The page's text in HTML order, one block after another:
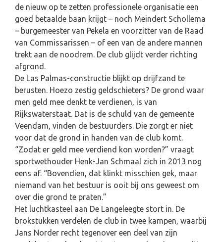
de nieuw op te zetten professionele organisatie een
goed betaalde baan krijgt – noch Meindert Schollema
– burgemeester van Pekela en voorzitter van de Raad
van Commissarissen – of een van de andere mannen
trekt aan de noodrem. De club glijdt verder richting
afgrond.
De Las Palmas-constructie blijkt op drijfzand te
berusten. Hoezo zestig geldschieters? De grond waar
men geld mee denkt te verdienen, is van
Rijkswaterstaat. Dat is de schuld van de gemeente
Veendam, vinden de bestuurders. Die zorgt er niet
voor dat de grond in handen van de club komt.
“Zodat er geld mee verdiend kon worden?” vraagt
sportwethouder Henk-Jan Schmaal zich in 2013 nog
eens af. “Bovendien, dat klinkt misschien gek, maar
niemand van het bestuur is ooit bij ons geweest om
over die grond te praten.”
Het luchtkasteel aan De Langeleegte stort in. De
brokstukken verdelen de club in twee kampen, waarbij
Jans Norder recht tegenover een deel van zijn